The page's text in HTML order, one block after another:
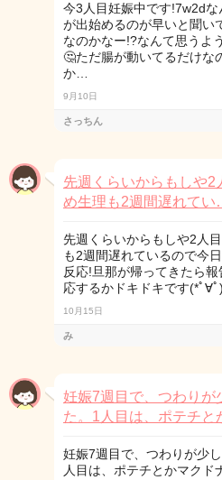
今3人目妊娠中です!7w2d
が出始めるのが早いと聞い
なのかなー!?なんて思うよ
🤔ただ腸が動いてるだけな
か…
9月10日
さっちん
先週くらいからもしや2
め生理も2週間遅れて
先週くらいからもしや2人
も2週間遅れているので今
反応!旦那が帰ってきたら
応するかドキドキです(*ﾟ∀
10月15日
み
妊娠7週目で、つわりが
た。1人目は、ポテチ
妊娠7週目で、つわりが少
人目は、ポテチとかマクド